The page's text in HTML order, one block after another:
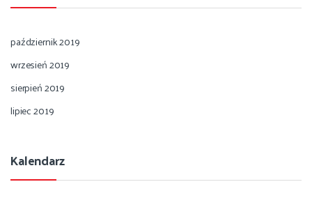
październik 2019
wrzesień 2019
sierpień 2019
lipiec 2019
Kalendarz